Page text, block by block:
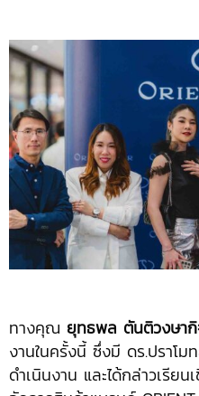
ทางคุณ ยุทธพล ตันติวงษา
งานในครั้งนี้ ซึ่งมี ดร.ปราโ
ดำเนินงาน และได้กล่าวเรี